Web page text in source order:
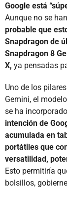
Google está
Aunque no se
probable que
Snapdragon de
Snapdragon 8
X, ya pensadas
Uno de los
Gemini, el
se ha
intención de
acumulada en
portátiles que
versatilidad,
Esto permitiría
bolsillos,